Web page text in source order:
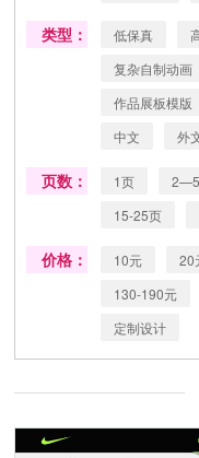
类型： 低保真
复杂自制动画
作品展板模版
中文
外
页数： 1页
15-25页
价格： 10元 20
130-190元
定制设计